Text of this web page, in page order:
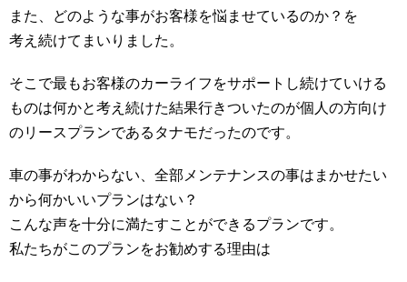
また、どのような事がお客様を悩ませているのか？を
考え続けてまいりました。
そこで最もお客様のカーライフをサポートし続けていける
ものは何かと考え続けた結果行きついたのが個人の方向け
のリースプランであるタナモだったのです。
車の事がわからない、全部メンテナンスの事はまかせたい
から何かいいプランはない？
こんな声を十分に満たすことができるプランです。
私たちがこのプランをお勧めする理由は